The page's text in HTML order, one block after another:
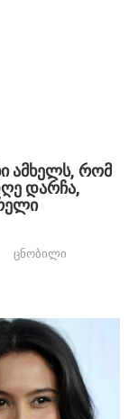
ამხელს, რომ
დარჩა,
ცნობილი